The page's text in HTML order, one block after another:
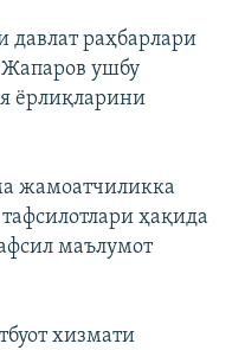
давлат раҳбарлари
ушбу
ёрлиқларини
жамоатчиликка
ҳақида
маълумот
хизмати